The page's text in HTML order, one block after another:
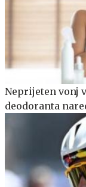
Neprijeten vonj
deodoranta